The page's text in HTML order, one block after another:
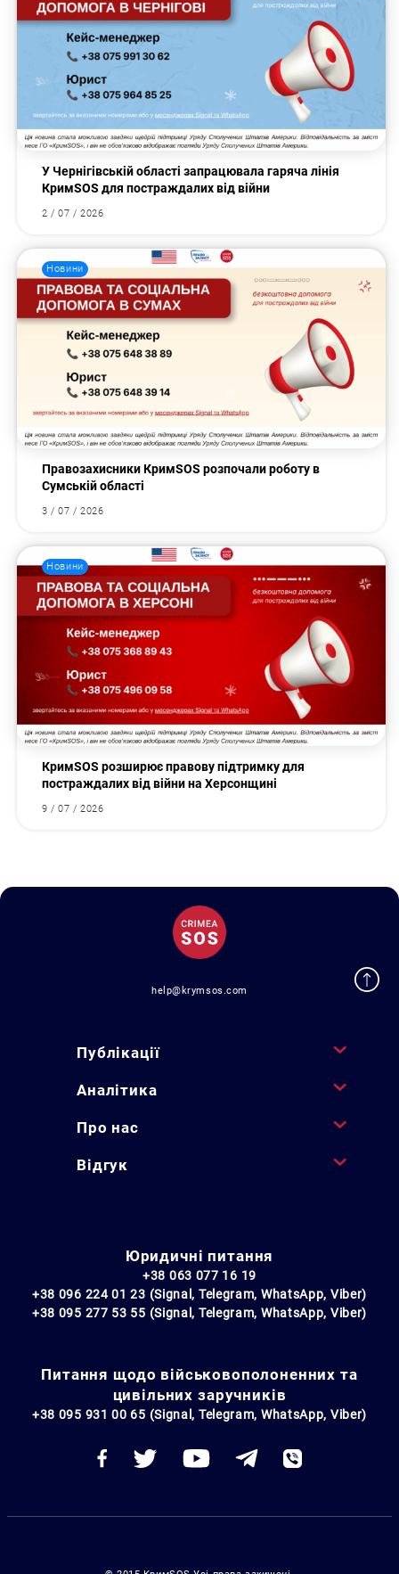
У Чернігівській області запрацювала гаряча лінія
КримSOS для постраждалих від війни
2 / 07 / 2026
Новини
Правозахисники КримSOS розпочали роботу в
Сумській області
3 / 07 / 2026
Новини
КримSOS розширює правову підтримку для
постраждалих від війни на Херсонщині
9 / 07 / 2026
help@krymsos.com
Публікації
Аналітика
Про нас
Відгук
Юридичні питання
+38 063 077 16 19
+38 096 224 01 23 (Signal, Telegram, WhatsApp, Viber)
+38 095 277 53 55 (Signal, Telegram, WhatsApp, Viber)
Питання щодо військовополоненних та
цивільних заручників
+38 095 931 00 65 (Signal, Telegram, WhatsApp, Viber)